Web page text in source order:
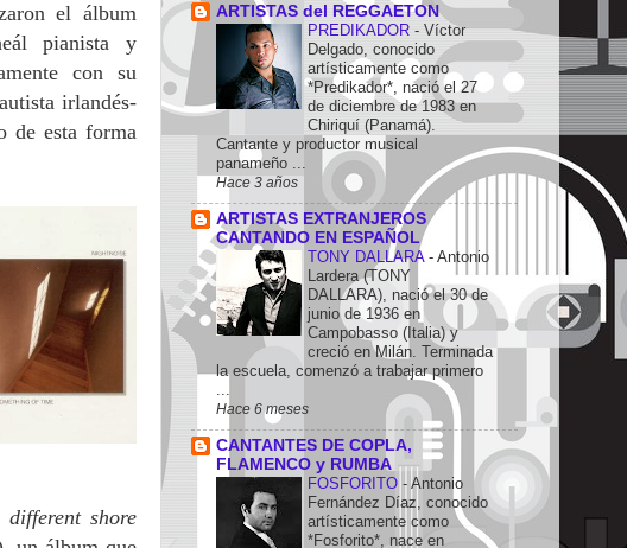
el álbum
pianista y
con su
irlandés-
de esta forma
different shore
ARTISTAS del REGGAETON
PREDIKADOR - Víctor
Delgado, conocido
artísticamente como
*Predikador*, nació el 27
de diciembre de 1983 en
Chiriquí (Panamá).
Cantante y productor musical
panameño ...
Hace 3 años
ARTISTAS EXTRANJEROS
CANTANDO EN ESPAÑOL
TONY DALLARA - Antonio
Lardera (TONY
DALLARA), nació el 30 de
junio de 1936 en
Campobasso (Italia) y
creció en Milán. Terminada
la escuela, comenzó a trabajar primero
...
Hace 6 meses
CANTANTES DE COPLA,
FLAMENCO y RUMBA
FOSFORITO - Antonio
Fernández Díaz, conocido
artísticamente como
*Fosforito*, nace en